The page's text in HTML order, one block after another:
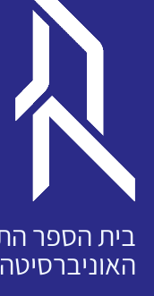
בית הספר
האוניברסיטה